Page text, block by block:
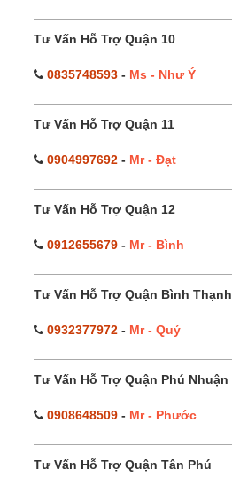
Tư Vấn Hỗ Trợ Quận 10
0835748593 - Ms - Như Ý
Tư Vấn Hỗ Trợ Quận 11
0904997692 - Mr - Đạt
Tư Vấn Hỗ Trợ Quận 12
0912655679 - Mr - Bình
Tư Vấn Hỗ Trợ Quận Bình Thạnh
0932377972 - Mr - Quý
Tư Vấn Hỗ Trợ Quận Phú Nhuận
0908648509 - Mr - Phước
Tư Vấn Hỗ Trợ Quận Tân Phú